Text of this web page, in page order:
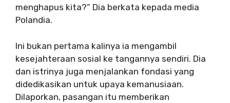
menghapus kita?” Dia berkata kepada media
Polandia.
Ini bukan pertama kalinya ia mengambil
kesejahteraan sosial ke tangannya sendiri. Dia
dan istrinya juga menjalankan fondasi yang
didedikasikan untuk upaya kemanusiaan.
Dilaporkan, pasangan itu memberikan